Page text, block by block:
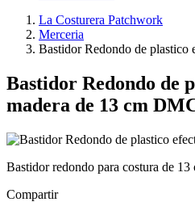
La Costurera Patchwork
Merceria
Bastidor Redondo de plastico
Bastidor Redondo de
madera de 13 cm
Bastidor redondo para costura de 13
Compartir